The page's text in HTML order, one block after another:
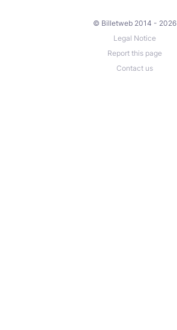
© Billetweb 2014 - 2026
Legal Notice
Report this page
Contact us